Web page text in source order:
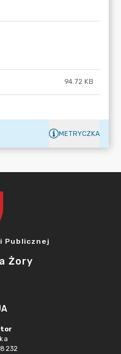
94.72 KB
METRYCZKA
Publicznej
Żory